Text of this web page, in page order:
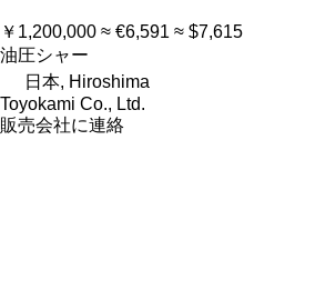
￥1,200,000 ≈ €6,591 ≈ $7,615
油圧シャー
日本, Hiroshima
Toyokami Co., Ltd.
販売会社に連絡